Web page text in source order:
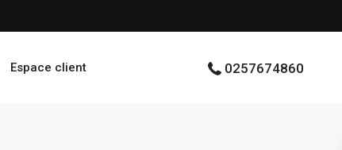
Espace client 0257674860